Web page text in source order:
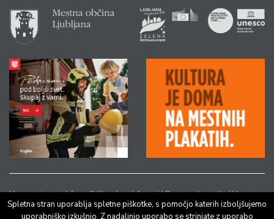
Vse pravice pridržane © Kinodvor |Avtorji|Pravno obvestilo|Varstvo
osebnih podatkov
Spletna stran uporablja spletne piškotke, s pomočjo katerih izboljšujemo
uporabniško izkušnjo. Z nadaljnjo uporabo se strinjate z uporabo